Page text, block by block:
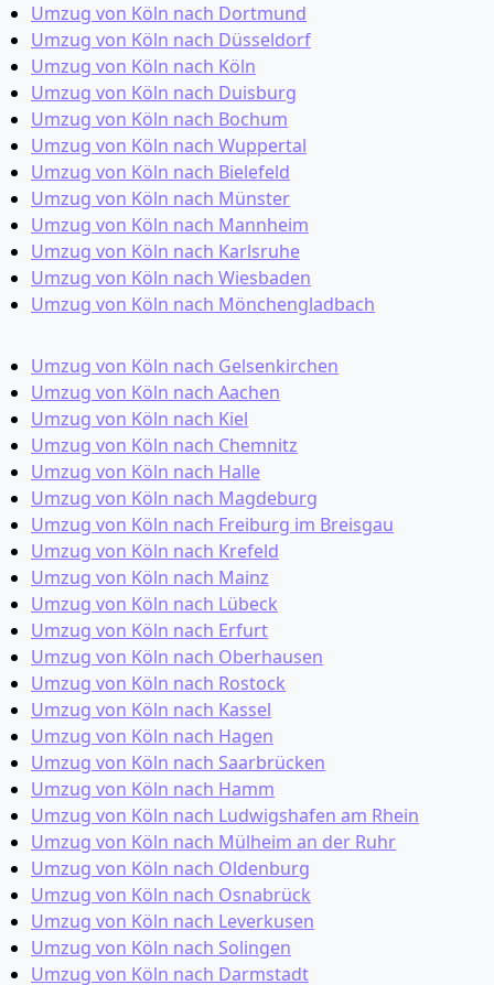
Umzug von Köln nach Dortmund
Umzug von Köln nach Düsseldorf
Umzug von Köln nach Köln
Umzug von Köln nach Duisburg
Umzug von Köln nach Bochum
Umzug von Köln nach Wuppertal
Umzug von Köln nach Bielefeld
Umzug von Köln nach Münster
Umzug von Köln nach Mannheim
Umzug von Köln nach Karlsruhe
Umzug von Köln nach Wiesbaden
Umzug von Köln nach Mönchen­gladbach
Umzug von Köln nach Gelsenkirchen
Umzug von Köln nach Aachen
Umzug von Köln nach Kiel
Umzug von Köln nach Chemnitz
Umzug von Köln nach Halle
Umzug von Köln nach Magdeburg
Umzug von Köln nach Freiburg im Breisgau
Umzug von Köln nach Krefeld
Umzug von Köln nach Mainz
Umzug von Köln nach Lübeck
Umzug von Köln nach Erfurt
Umzug von Köln nach Oberhausen
Umzug von Köln nach Rostock
Umzug von Köln nach Kassel
Umzug von Köln nach Hagen
Umzug von Köln nach Saarbrücken
Umzug von Köln nach Hamm
Umzug von Köln nach Ludwigshafen am Rhein
Umzug von Köln nach Mülheim an der Ruhr
Umzug von Köln nach Oldenburg
Umzug von Köln nach Osnabrück
Umzug von Köln nach Leverkusen
Umzug von Köln nach Solingen
Umzug von Köln nach Darmstadt